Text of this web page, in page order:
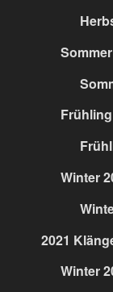
Winter
2021
Winter